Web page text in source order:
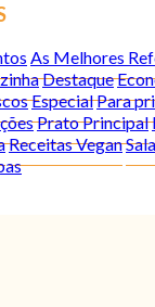
As Melhores
Destaque
EspecialPara
Prato Principal
Receitas Vegan